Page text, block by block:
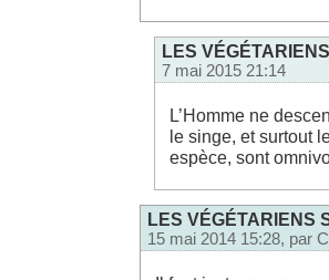
LES
7 mai 2015 21:14
L’Homme ne
le singe, et surtout
espèce, sont
LES VÉGÉTARIENS
15 mai 2014 15:28, par